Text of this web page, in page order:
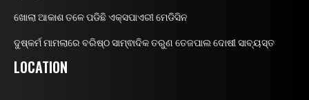
ଖୋଲା ଆକାଶ ତଳେ ପଡିଛି ଏକ୍ସପାଏରୀ ମେଡିସିନ
ଦୁଷ୍କର୍ମ ମାମଲାରେ ବରିଷ୍ଠ ସାମ୍ଵାଦିକ ତରୁଣ ତେଜପାଲ ଦୋଷୀ ସାବ୍ୟସ୍ତ
LOCATION